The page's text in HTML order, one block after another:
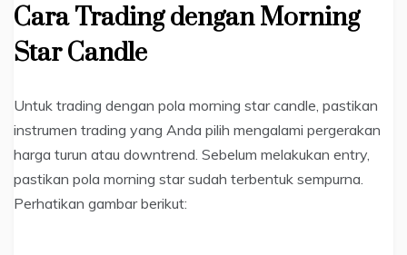
Cara Trading dengan Morning
Star Candle
Untuk trading dengan pola morning star candle, pastikan
instrumen trading yang Anda pilih mengalami pergerakan
harga turun atau downtrend. Sebelum melakukan entry,
pastikan pola morning star sudah terbentuk sempurna.
Perhatikan gambar berikut: